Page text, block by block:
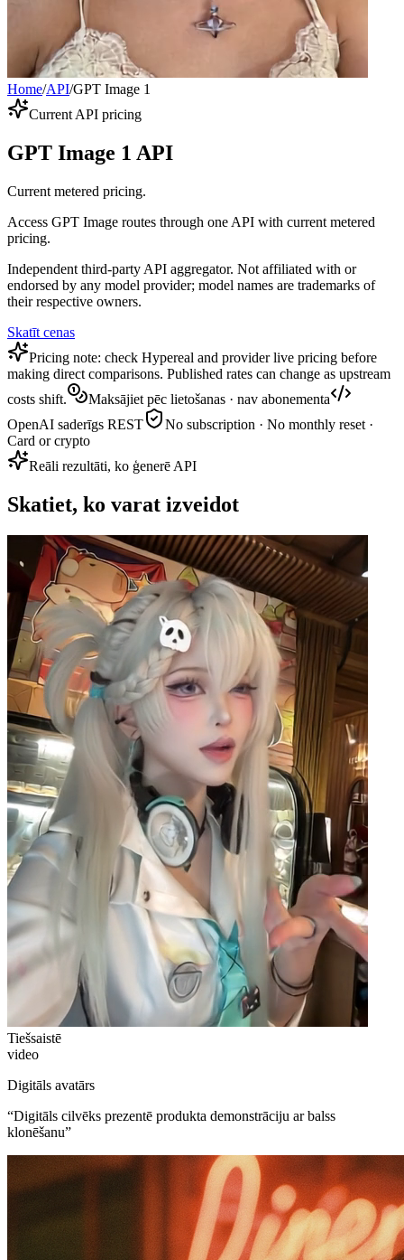
Home/API/GPT Image 1
Current API pricing
GPT Image 1 API
Current metered pricing.
Access GPT Image routes through one API with current metered
pricing.
Independent third-party API aggregator. Not affiliated with or
endorsed by any model provider; model names are trademarks of
their respective owners.
Skatīt cenas
Pricing note: check Hypereal and provider live pricing before
making direct comparisons. Published rates can change as upstream
costs shift.
Maksājiet pēc lietošanas · nav abonementa
OpenAI saderīgs REST
No subscription · No monthly reset ·
Card or crypto
Reāli rezultāti, ko ģenerē API
Skatiet, ko varat izveidot
Tiešsaistē
video
Digitāls avatārs
“Digitāls cilvēks prezentē produkta demonstrāciju ar balss
klonēšanu”